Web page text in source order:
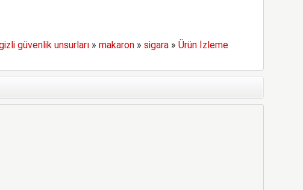
güvenlik unsurları» makaron» sigara» Ürün İzleme